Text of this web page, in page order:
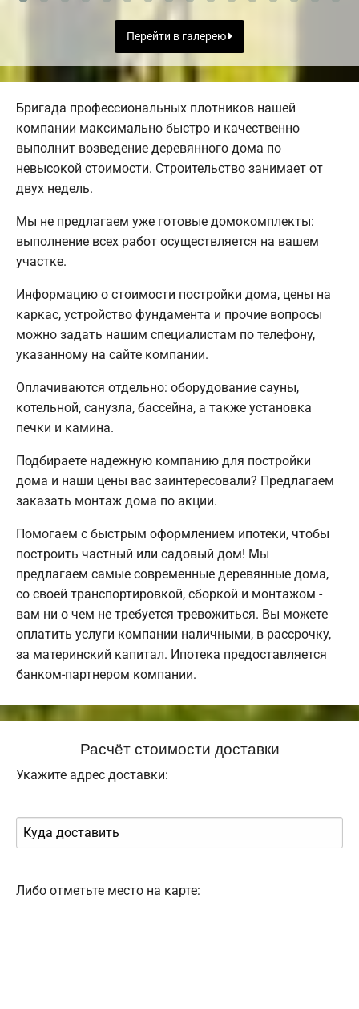
Перейти в галерею
Бригада профессиональных плотников нашей
компании максимально быстро и качественно
выполнит возведение деревянного дома по
невысокой стоимости. Строительство занимает от
двух недель.
Мы не предлагаем уже готовые домокомплекты:
выполнение всех работ осуществляется на вашем
участке.
Информацию о стоимости постройки дома, цены на
каркас, устройство фундамента и прочие вопросы
можно задать нашим специалистам по телефону,
указанному на сайте компании.
Оплачиваются отдельно: оборудование сауны,
котельной, санузла, бассейна, а также установка
печки и камина.
Подбираете надежную компанию для постройки
дома и наши цены вас заинтересовали? Предлагаем
заказать монтаж дома по акции.
Помогаем с быстрым оформлением ипотеки, чтобы
построить частный или садовый дом! Мы
предлагаем самые современные деревянные дома,
со своей транспортировкой, сборкой и монтажом -
вам ни о чем не требуется тревожиться. Вы можете
оплатить услуги компании наличными, в рассрочку,
за материнский капитал. Ипотека предоставляется
банком-партнером компании.
Расчёт стоимости доставки
Укажите адрес доставки:
Либо отметьте место на карте: